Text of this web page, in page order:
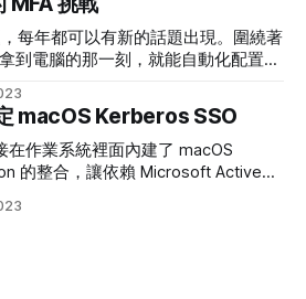
，使用者自身往往才是最大的弱點。
是其它的 SSO Provider 的話，最好可
Google Chrome 外掛去看一下自己
群組的，例如下圖能看到這個使用者
，可以登入到 Jamf Pro
每年都可以有新的話題出現。圍繞著
到電腦的那一刻，就能自動化配置所
流程變得更為流暢。 除了軟體
以外，使用者帳號當然也可以自助化
全按照公司的規範。所以如果公司正
錄服務時，當然也可以把 Entra ID 上
等級的公司，可能會要求人員在登入
macOS Kerberos SSO
在作業系統裡面內建了 macOS
的整合，讓依賴 Microsoft Active
搭配 MDM 才能啟用，沒辦法透過 UI